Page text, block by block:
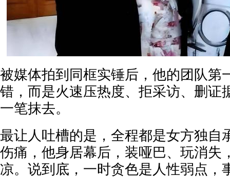
被媒体拍到同框实锤后，他的团队第
错，而是火速压热度、拒采访、删证
一笔抹去。
最让人吐槽的是，全程都是女方独自
伤痛，他身居幕后，装哑巴、玩消失
凉。说到底，一时贪色是人性弱点，